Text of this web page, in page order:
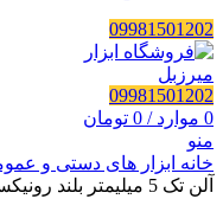
09981501202
09981501202
0 موارد /
0 تومان
منو
خانه ابزار های دستی و
آلن تک 5 میلیمتر بلند رونیکس کد RH-2017